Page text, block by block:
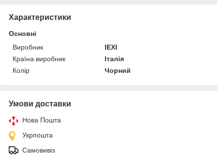
Характеристики
Основні
Виробник
IEXI
Країна виробник
Італія
Колір
Чорний
Умови доставки
Нова Пошта
Укрпошта
Самовивіз